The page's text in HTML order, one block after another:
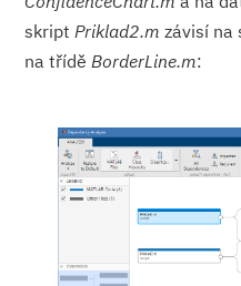
skriptPriklad2.m závisí na
na tříděBorderLine.m: